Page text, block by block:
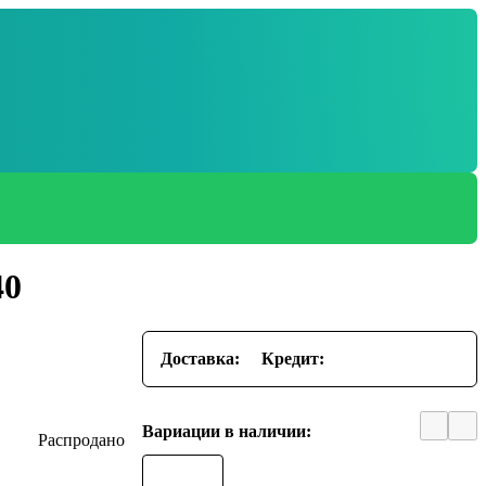
Доставка: Кредит:
Вариации в наличии: